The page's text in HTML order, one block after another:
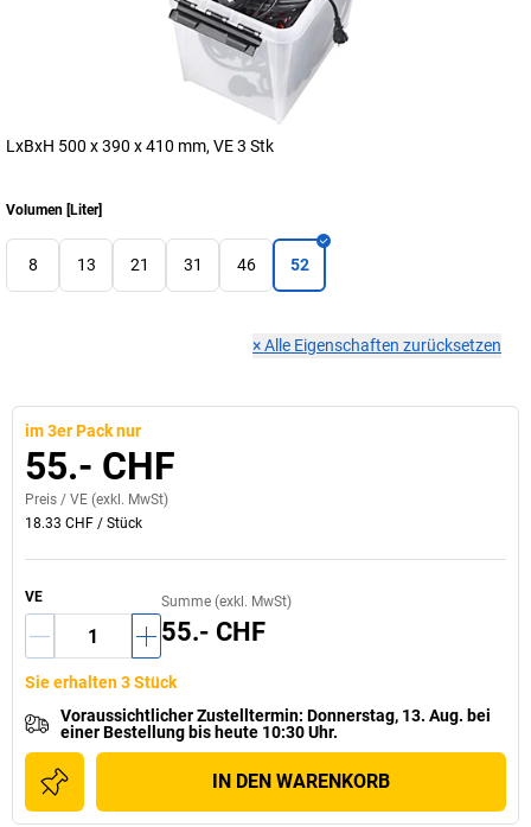
LxBxH 500 x 390 x 410 mm, VE 3 Stk
Volumen [Liter]
8 13 21 31 46 52
×Alle Eigenschaften zurücksetzen
im 3er Pack nur
55.- CHF
Preis / VE (exkl. MwSt)
18.33 CHF / Stück
VE Summe (exkl. MwSt)
55.- CHF
Sie erhalten 3 Stück
Voraussichtlicher Zustelltermin: Donnerstag, 13. Aug. bei
einerBestellung bis heute 10:30 Uhr.
IN DEN WARENKORB